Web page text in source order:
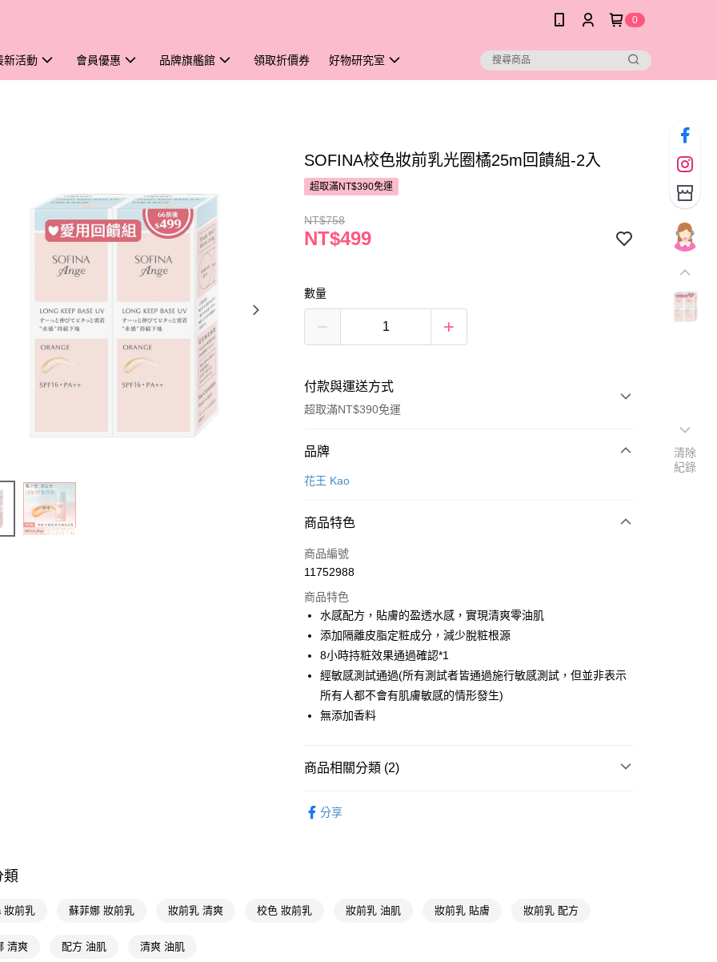
0
新活動 會員優惠 品牌旗艦館 領取折價券 好物研究室
SOFINA校色妝前乳光圈橘25m回饋組-2入
超取滿NT$390免運
NT$758
NT$499
數量
付款與運送方式
超取滿NT$390免運
付款方式
POYA支付
LINE Pay
Apple Pay
街口支付
悠遊付
Google Pay
AFTEE先享後付
AFTEE先享後付是「在收到商品之後才付款」的支付方式。 讓您購物簡單
２．便利：只要手機號碼，簡訊認證，即可結帳。
３．收到繳費通知簡訊後14天內，點擊此簡訊中的連結，可透過四大超商
即享券
運送方式
每筆NT$65，滿NT$390(含以上)免運費
品牌
花王 Kao
商品特色
商品編號
11752988
商品特色
水感配方，貼膚的盈透水感，實現清爽零油肌
添加隔離皮脂定粧成分，減少脫粧根源
8小時持粧效果通過確認*1
經敏感測試通過(所有測試者皆通過施行敏感測試，但並非表示
所有人都不會有肌膚敏感的情形發生)
無添加香料
商品相關分類 (2)
分享
類
妝前乳 蘇菲娜 妝前乳 妝前乳 清爽 校色 妝前乳 妝前乳 油肌 妝前乳 貼膚 妝前乳 配方
清爽 配方 油肌 清爽 油肌
清除
紀錄